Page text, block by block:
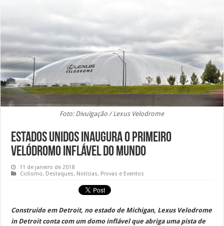
Foto: Divulgação / Lexus Velodrome
Estados Unidos inaugura o primeiro
velódromo inflável do mundo
11 de janeiro de 2018
Ciclismo, Destaques, Notícias, Provas e Eventos
Construído em Detroit, no estado de Michigan, Lexus Velodrome
in Detroit conta com um domo inflável que abriga uma pista de